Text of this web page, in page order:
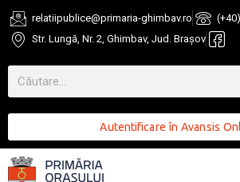
relatiipublice@primaria-ghimbav.ro
Str. Lungă, Nr. 2, Ghimbav, Jud. Brașov
Autentificare în Avansis